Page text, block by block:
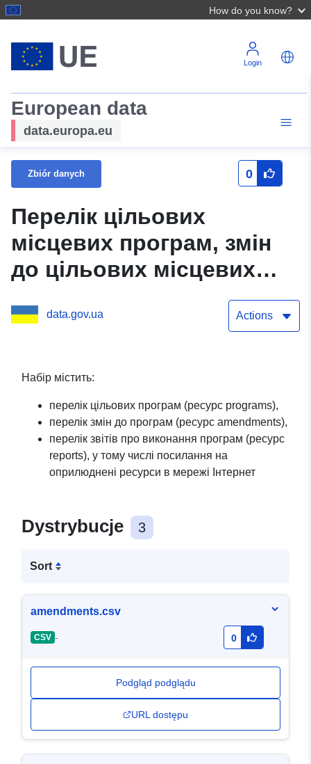
How do you know?
Login
European data
data.europa.eu
Zbiór danych 0
Перелік цільових
місцевих програм, змін
до цільових місцевих
програм та звітів про
виконання цільових
data.gov.ua Actions
Набір містить:
перелік цільових програм (ресурс programs),
перелік змін до програм (ресурс amendments),
перелік звітів про виконання програм (ресурс
reports), у тому числі посилання на
оприлюднені ресурси в мережі Інтернет
Dystrybucje 3
Sort
amendments.csv
CSV - 0
Podgląd podglądu
URL dostępu